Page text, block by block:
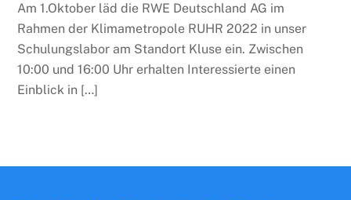
Am 1.Oktober läd die RWE Deutschland AG im
Rahmen der Klimametropole RUHR 2022 in unser
Schulungslabor am Standort Kluse ein. Zwischen
10:00 und 16:00 Uhr erhalten Interessierte einen
Einblick in […]